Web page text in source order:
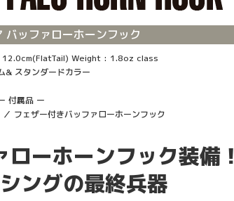
バッファローホーンフック
Weight : 1.8oz class
& スタンダードカラー
付属品 ー
フェザー付きバッファローホーンフック
ーホーンフック装備！
ングの最終兵器